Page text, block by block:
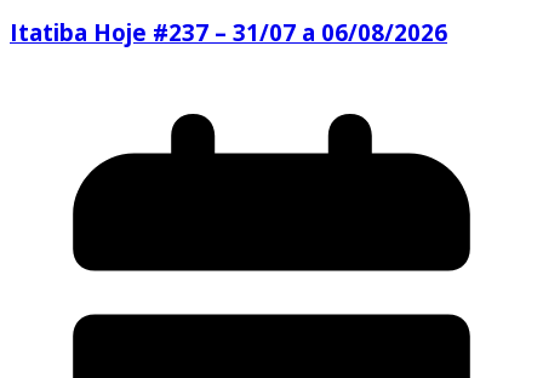
Itatiba Hoje #237 – 31/07 a 06/08/2026